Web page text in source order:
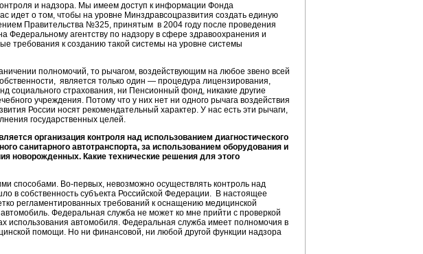
и надзора. Мы имеем доступ к информации Фонда
идет о том, чтобы на уровне Минздравсоцразвития создать единую
Правительства №325, принятым в 2004 году после проведения
агентству по надзору в сфере здравоохранения и
требования к созданию такой системы на уровне системы
полномочий, то рычагом, воздействующим на любое звено всей
является только один — процедура лицензирования,
социального страхования, ни Пенсионный фонд, никакие другие
учреждения. Потому что у них нет ни одного рычага воздействия
России носят рекомендательный характер. У нас есть эти рычаги,
государственных целей.
организация контроля над использованием диагностического
санитарного автотранспорта, за использованием оборудования и
новорожденных. Какие технические решения для этого
способами. Во-первых, невозможно осуществлять контроль над
в собственность субъекта Российской Федерации. В настоящее
регламентированных требований к оснащению медицинской
Федеральная служба не может ко мне прийти с проверкой
использования автомобиля. Федеральная служба имеет полномочия в
помощи. Но ни финансовой, ни любой другой функции надзора